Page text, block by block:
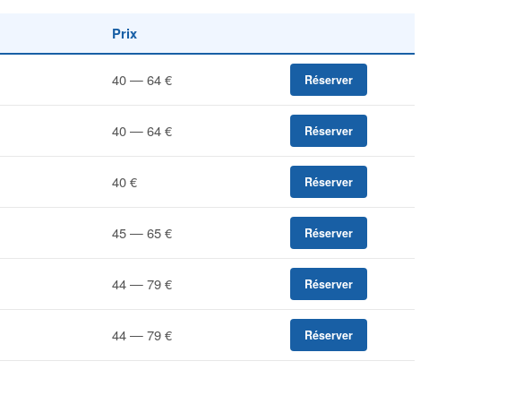
Prix
40 — 64 € Réserver
40 — 64 € Réserver
40 € Réserver
45 — 65 € Réserver
44 — 79 € Réserver
44 — 79 € Réserver